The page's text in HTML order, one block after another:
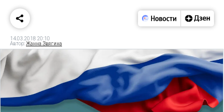
14.03.2018 20:10
Автор:Жанна Звягина